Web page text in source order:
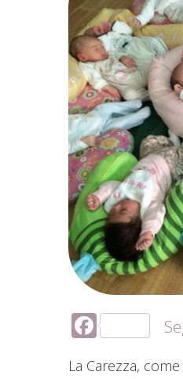
La Carezza,